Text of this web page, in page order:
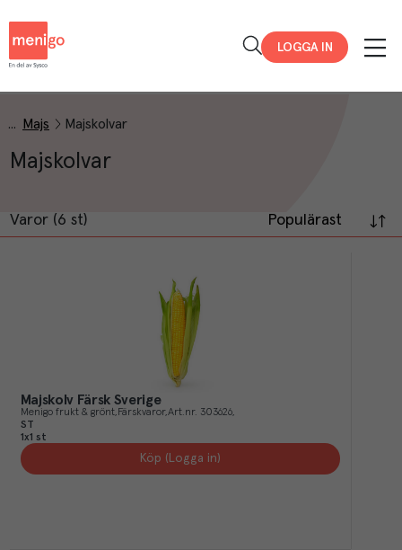
LOGGA IN
Majs Majskolvar
Majskolvar
Varor (6 st) Populärast
Majskolv Färsk Sverige
Menigo frukt & grönt Färskvaror Art.nr. 303626
ST
1x1 st
Köp (Logga in)